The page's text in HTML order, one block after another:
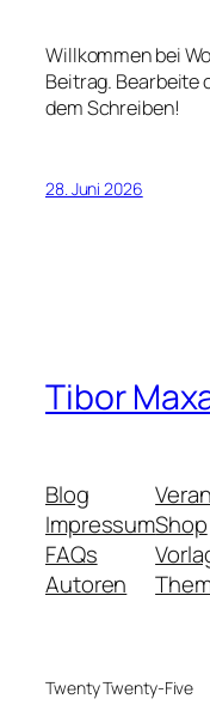
Willkommen bei
Beitrag. Bearbeite
dem Schreiben!
28. Juni 2026
Tibor
Blog
Impressum
FAQs
Autoren
Shop
Twenty Twenty-Five